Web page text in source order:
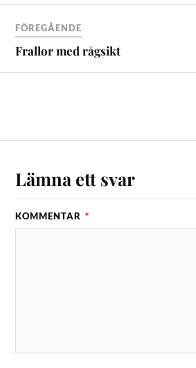
FÖREGÅENDE
Frallor med rågsikt
Lämna ett svar
KOMMENTAR *